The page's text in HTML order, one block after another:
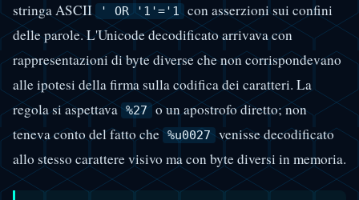
stringa ASCII ' OR '1'='1
con asserzioni sui confini
delle parole. L'Unicode decodificato arrivava con
rappresentazioni di byte diverse che non corrispondevano
alle ipotesi della firma sulla codifica dei caratteri. La
regola si aspettava %27 o un apostrofo diretto; non
teneva conto del fatto che %u0027 venisse decodificato
allo stesso carattere visivo ma con byte diversi in memoria.